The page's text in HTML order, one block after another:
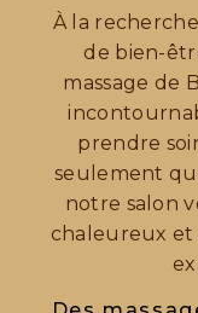
À la
de bien-
massage de
prendre
seulement
notre salon
chaleureux et